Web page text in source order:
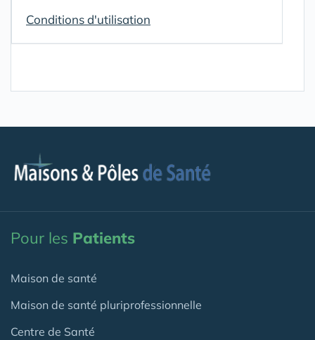
Conditions d'utilisation
Pour les Patients
Maison de santé
Maison de santé pluriprofessionnelle
Centre de Santé